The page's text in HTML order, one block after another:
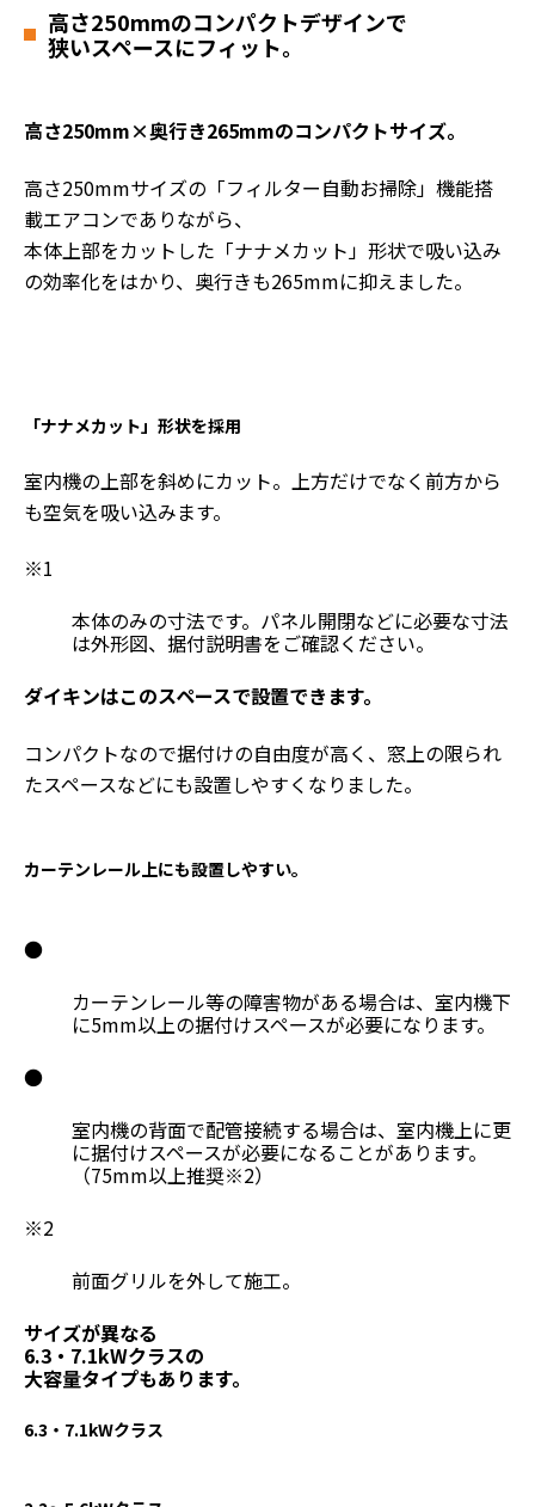
高さ250mmのコンパクトデザインで
狭いスペースにフィット。
高さ250mm×奥行き265mmのコンパクトサイズ。
高さ250mmサイズの「フィルター自動お掃除」機能搭
載エアコンでありながら、
本体上部をカットした「ナナメカット」形状で吸い込み
の効率化をはかり、奥行きも265mmに抑えました。
「ナナメカット」形状を採用
室内機の上部を斜めにカット。上方だけでなく前方から
も空気を吸い込みます。
※1
本体のみの寸法です。パネル開閉などに必要な寸法
は外形図、据付説明書をご確認ください。
ダイキンはこのスペースで設置できます。
コンパクトなので据付けの自由度が高く、窓上の限られ
たスペースなどにも設置しやすくなりました。
カーテンレール上にも設置しやすい。
●
カーテンレール等の障害物がある場合は、室内機下
に5mm以上の据付けスペースが必要になります。
●
室内機の背面で配管接続する場合は、室内機上に更
に据付けスペースが必要になることがあります。
（75mm以上推奨※2）
※2
前面グリルを外して施工。
サイズが異なる
6.3・7.1kWクラスの
大容量タイプもあります。
6.3・7.1kWクラス